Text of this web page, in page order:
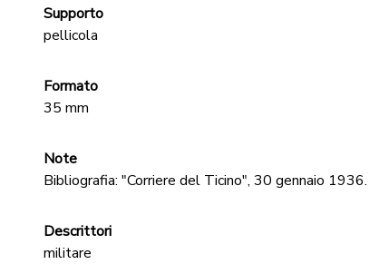
Supporto
pellicola
Formato
35 mm
Note
Bibliografia: "Corriere del Ticino", 30 gennaio 1936.
Descrittori
militare